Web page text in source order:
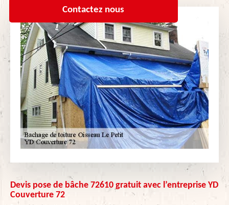
Contactez nous
Devis pose de bâche 72610 gratuit avec l’entreprise YD
Couverture 72